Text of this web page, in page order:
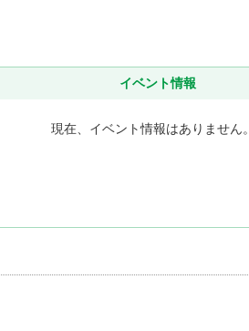
イベント情報
現在、イベント情報はありません。